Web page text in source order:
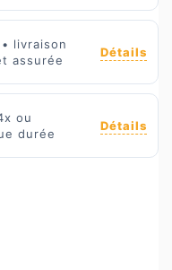
livraison
assurée
Détails
ou
durée
Détails